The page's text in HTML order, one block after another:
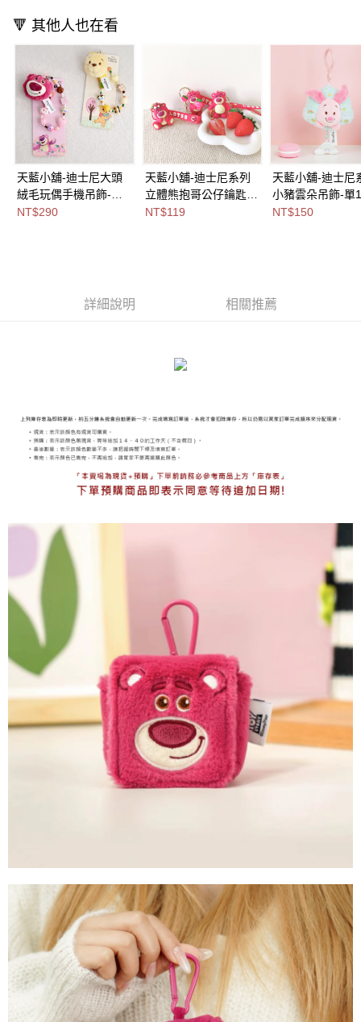
帳／街口支付／iPASS MONEY」等通路繳費。
1.本服務係由「台灣大哥大股份有限公司」（以下簡稱本公司）所提供，讓
用戶於交易時，得透過本服務購買商品或服務，並由商店將買賣／分期付款
買賣價金債權讓與本公司後，依約使用本公司帳單繳交帳款。
2.基於同意付款使用「大哥付你分期」之契約關係目的，商店將以您的個人
資料（包含姓名、電話或地址）提供予台灣大哥大進項蒐集、處理及利用，
由本公司與您本人進行分期帳單所需資料之確認、核對及更正。
3.完整用戶服務條款，請詳閱以下連結：https://oppay.tw/userRule
萊爾富取貨付款
付款後萊爾富取貨
每筆NT$8,888，滿NT$8,888(含以上)免運費
7-11取貨付款
每筆NT$80，滿NT$1,000(含以上)免運費
付款後7-11取貨
每筆NT$80，滿NT$1,000(含以上)免運費
🔻 其他人也在看
天藍小舖-迪士尼大頭
絨毛玩偶手機吊飾-共3
色-$290【A11115618
NT$290
天藍小舖-迪士尼系列
立體熊抱哥公仔鑰匙
圈/包包吊飾-共3
NT$119
天藍小舖-迪士尼
小豬雲朵吊飾-單1
款-$150【
NT$150
詳細說明 相關推薦